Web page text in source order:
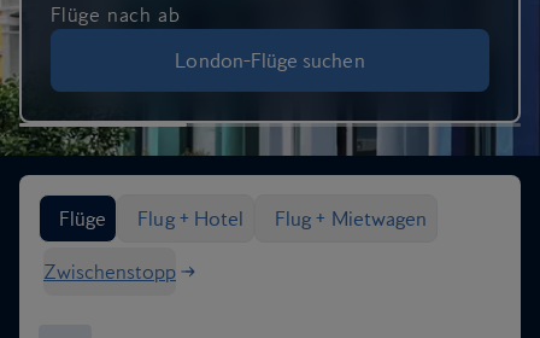
Flüge nach ab
London-Flüge suchen
Flugoptionen suchen
Flüge
Flug + Hotel Flug + Mietwagen
Zwischenstopp